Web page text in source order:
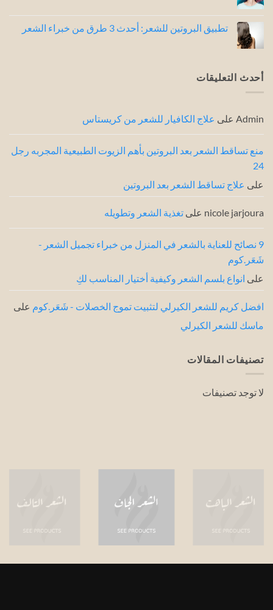
للشعر
تعليقات
على
تجنب
نصائح
تطبيق البروتين للشعر: أحدث 3 طرق من خبراء الشعر
تطبيق
البروتين
من
الشعر
أحدث التعليقات
Admin على علاج الكافيار للشعر من كريستاس
منع تساقط الشعر بعد البروتين بأهم الزيوت الطبيعية المجربه رجل
24
على علاج تساقط الشعر بعد البروتين
nicole jarjoura على تغذية الشعر وتطويله
9 نصائح للعناية بالشعر في المنزل من خبراء تجميل الشعر -
شَعَر.كوم
على انواع بلسم الشعر وكيفية أختيار المناسب لكِ
افضل كريم للشعر الكيرلي لتثبيت تموج الخصلات - شَعَر.كوم على
ماسك للشعر الكيرلي
تصنيفات المقالات
لا توجد تصنيفات